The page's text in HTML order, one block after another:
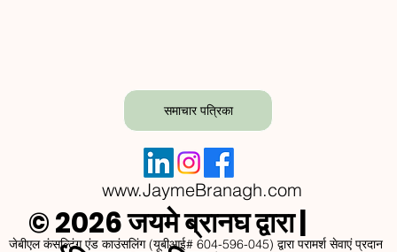
समाचार पत्रिका
www.JaymeBranagh.com
© 2026 जयमे ब्रानघ द्वारा |
जेबीएल कंसल्टिंग एंड काउंसलिंग (यूबीआई# 604-596-045) द्वारा परामर्श सेवाएं प्रदान